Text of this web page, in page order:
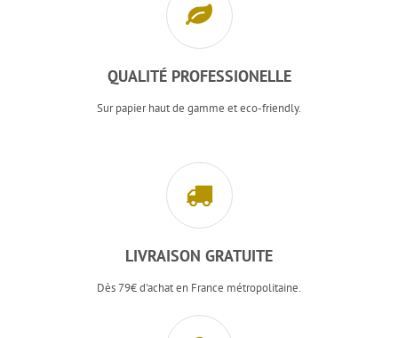
QUALITÉ PROFESSIONELLE
Sur papier haut de gamme et eco-friendly.
LIVRAISON GRATUITE
Dès 79€ d'achat en France métropolitaine.